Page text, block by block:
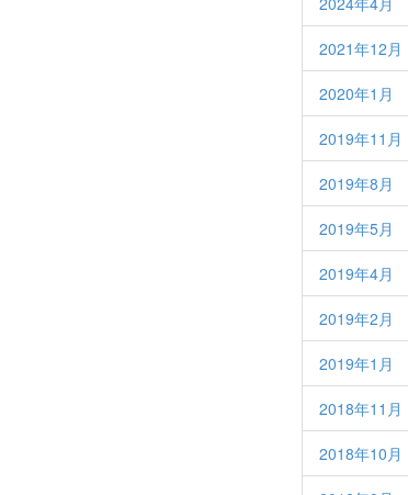
2021年12月
2020年1月
2019年11月
2019年8月
2019年5月
2019年4月
2019年2月
2019年1月
2018年11月
2018年10月